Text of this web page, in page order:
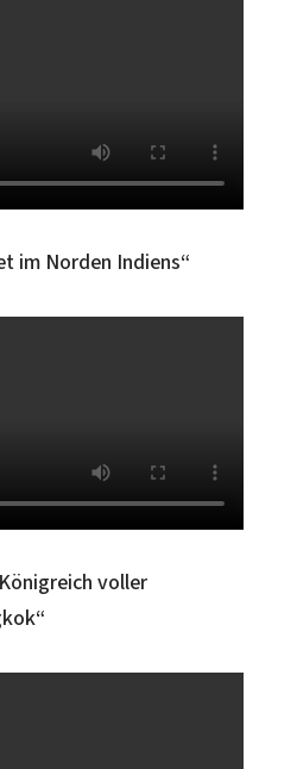
im Norden Indiens“
voller